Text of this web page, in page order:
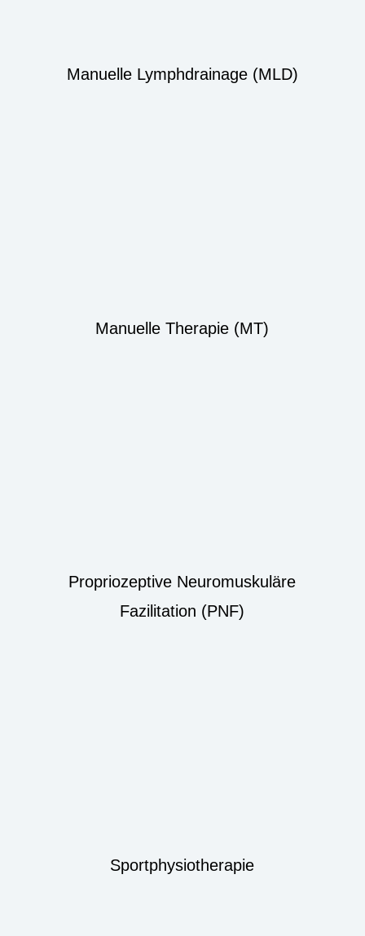
Manuelle Lymphdrainage (MLD)
Manuelle Therapie (MT)
Propriozeptive Neuromuskuläre
Fazilitation (PNF)
Sportphysiotherapie